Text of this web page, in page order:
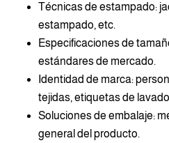
Técnicas de estampado:
estampado, etc.
Especificaciones de
estándares de mercado.
Identidad de marca:
tejidas, etiquetas de
Soluciones de embalaje:
general del producto.